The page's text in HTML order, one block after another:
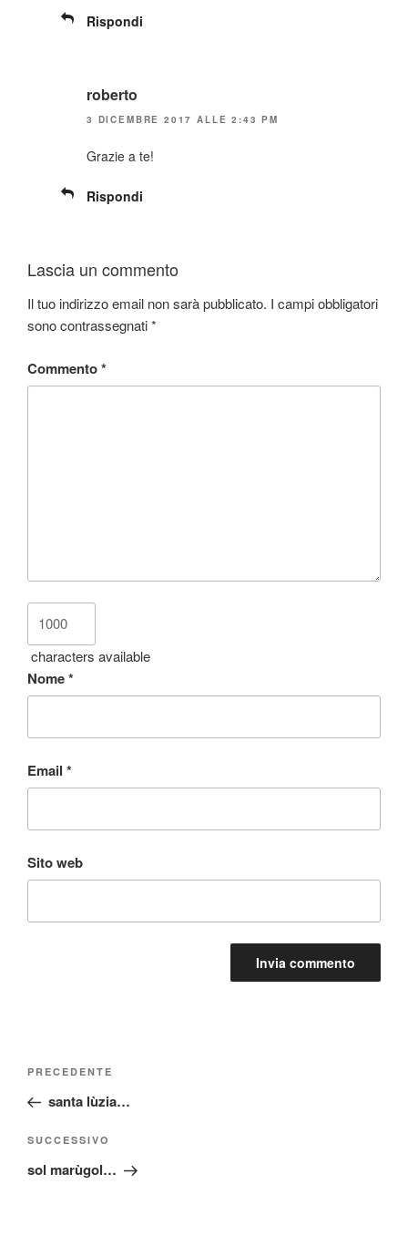
Rispondi
roberto
3 DICEMBRE 2017 ALLE 2:43 PM
Grazie a te!
Rispondi
Lascia un commento
Il tuo indirizzo email non sarà pubblicato. I campi obbligatori
sono contrassegnati*
Commento*
characters available
Nome*
Email *
Sito web
Navigazione
Articolo
precedente:
PRECEDENTE
santa lùzia…
Articolo
successivo
SUCCESSIVO
sol marùgol…